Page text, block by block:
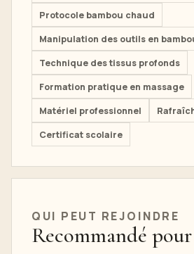
Protocole bambou chaud
Manipulation des outils en
Technique des tissus profonds
Formation pratique en massage
Matériel professionnel
Certificat scolaire
QUI PEUT REJOINDRE
Recommandé pour